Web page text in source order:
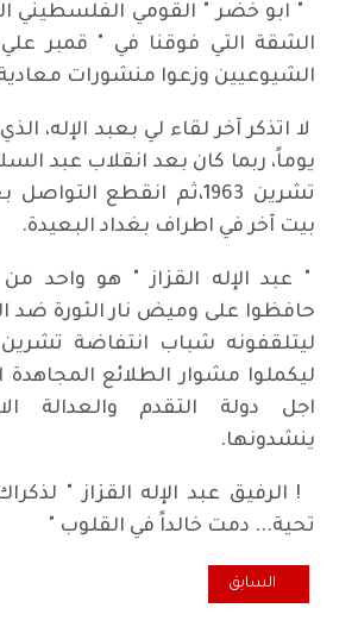
" ابو خضر " القومي الفلسطيني
الشقة التي فوقنا في " قمبر علي
الشيوعيين وزعوا منشورات معادية
لا اتذكر آخر لقاء لي بعبد الإله،
تشرين 1963،ثم انقطع
بيت آخر في اطراف بغداد البعيدة.
" عبد الإله القزاز " هو واحد
حافظوا على وميض نار الثورة ضد
ليكملوا مشوار الطلائع
اجل دولة التقدم والعدالة
ينشدونها.
! الرفيق عبد الإله القزاز "
تحية... دمت خالداً في القلوب "
المقال السابق: احتفالية يوم الشهيد
السابق